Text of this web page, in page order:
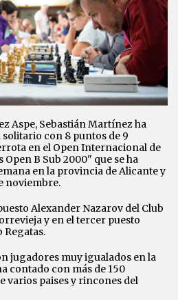
Aspe, Sebastián Martínez ha
con 8 puntos de 9
en el Open Internacional de
B Sub 2000" que se ha
en la provincia de Alicante y
noviembre.
Alexander Nazarov del Club
y en el tercer puesto
Regatas.
jugadores muy igualados en la
contado con más de 150
varios paises y rincones del